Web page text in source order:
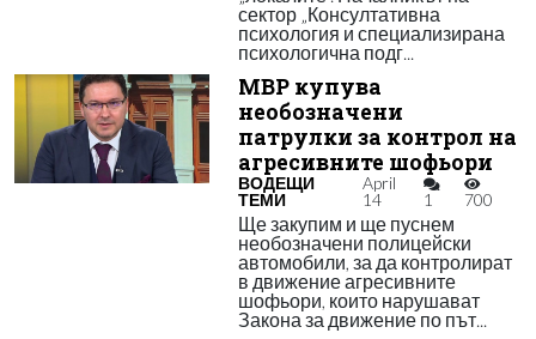
сектор „Консултативна
психология и специализирана
психологична подг...
МВР купува
необозначени
патрулки за контрол на
агресивните шофьори
ВОДЕЩИ
ТЕМИ
April
14
1 700
Ще закупим и ще пуснем
необозначени полицейски
автомобили, за да контролират
в движение агресивните
шофьори, които нарушават
Закона за движение по път...